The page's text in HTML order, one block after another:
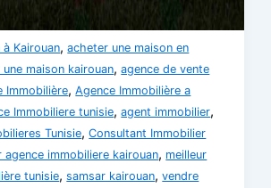
Kairouan,acheter une maison en
maison kairouan,agence de vente
Immobilière,Agence Immobilière a
Immobiliere tunisie,agent immobilier,
Tunisie,Consultant Immobilier
agence immobiliere kairouan, meilleur
tunisie,samsar kairouan,vendre